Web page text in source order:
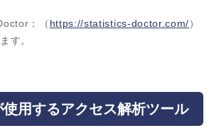
：（ https://statistics-doctor.com/ ）
す。
用するアクセス解析ツール